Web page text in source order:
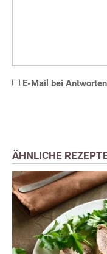
E-Mail bei
ÄHNLICHE